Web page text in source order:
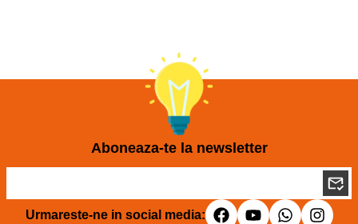
Aboneaza-te la newsletter
Urmareste-ne in social media: